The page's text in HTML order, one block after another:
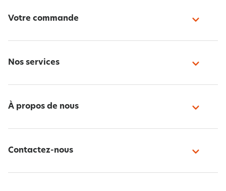
Votre commande
Nos services
À propos de nous
Contactez-nous